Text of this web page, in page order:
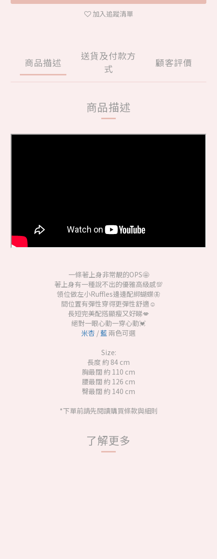
加入追蹤清單
商品描述
送貨及付款方
式
顧客評價
商品描述
一條著上身非常靚的OPS🤩
著上身有一種說不出的優雅高級感💯
領位做左小Ruffles邊邊配綁蝴蝶🦋
間位置有彈性穿得更彈性舒適☺️
長短完美配搭顯瘦又好睇💋
絕對一眼心動一穿心動💓
米杏 / 藍兩色可選
Size:
長度 約 84 cm
胸最闊 約 110 cm
腰最闊 約 126 cm
臀最闊 約 140 cm
*下單前請先閱讀購買條款與細則
了解更多